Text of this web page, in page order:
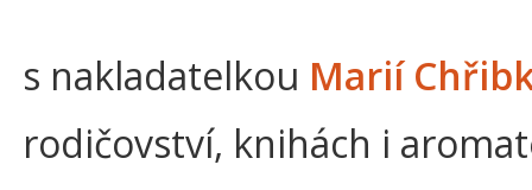
s nakladatelkou Marií
rodičovství, knihách i